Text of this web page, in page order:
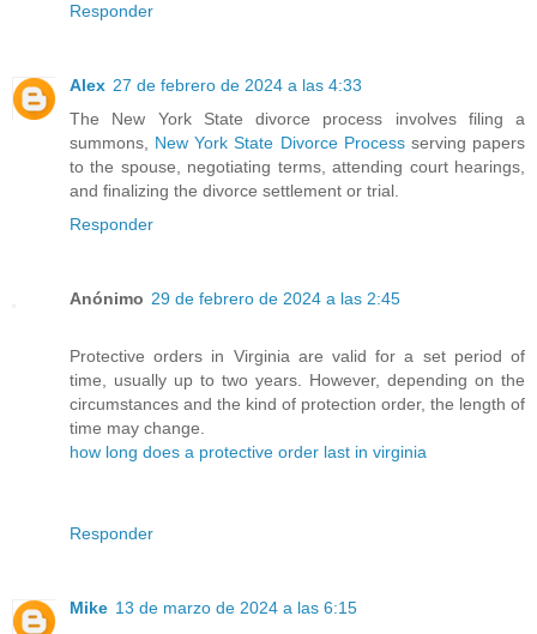
Responder
Alex 27 de febrero de 2024 a las 4:33
The New York State divorce process involves filing a
summons, New York State Divorce Processserving papers
to the spouse, negotiating terms, attending court hearings,
and finalizing the divorce settlement or trial.
Responder
Anónimo 29 de febrero de 2024 a las 2:45
Protective orders in Virginia are valid for a set period of
time, usually up to two years. However, depending on the
circumstances and the kind of protection order, the length of
time may change.
how long does a protective order last in virginia
Responder
Mike 13 de marzo de 2024 a las 6:15